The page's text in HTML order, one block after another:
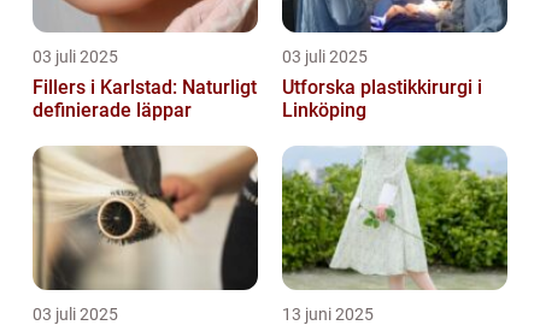
03 juli 2025
Fillers i Karlstad: Naturligt
definierade läppar
03 juli 2025
Utforska plastikkirurgi i
Linköping
03 juli 2025 13 juni 2025